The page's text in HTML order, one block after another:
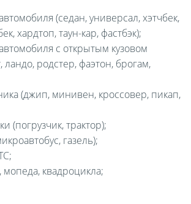
(седан, универсал, хэтчбек,
хардтоп, таун-кар, фастбэк);
с открытым кузовом
ландо, родстер, фаэтон, брогам,
(джип, минивен, кроссовер, пикап,
(погрузчик, трактор);
газель);
мопеда, квадроцикла;